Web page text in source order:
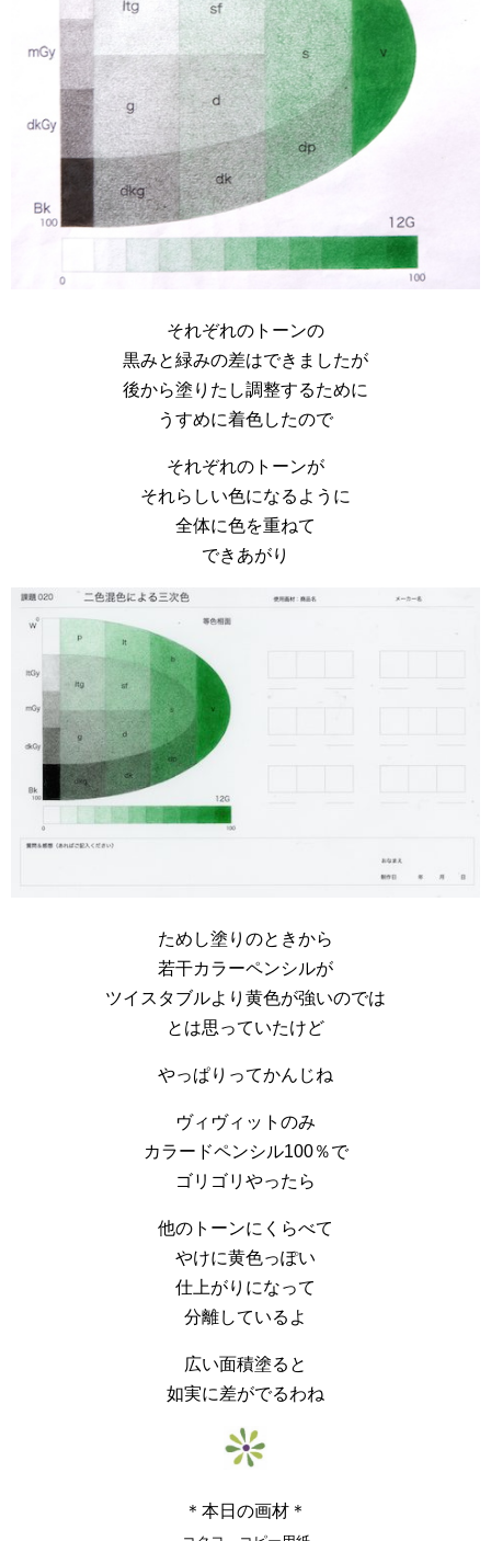
それぞれのトーンの
黒みと緑みの差はできましたが
後から塗りたし調整するために
うすめに着色したので
それぞれのトーンが
それらしい色になるように
全体に色を重ねて
できあがり
ためし塗りのときから
若干カラーペンシルが
ツイスタブルより黄色が強いのでは
とは思っていたけど
やっぱりってかんじね
ヴィヴィットのみ
カラードペンシル100％で
ゴリゴリやったら
他のトーンにくらべて
やけに黄色っぽい
仕上がりになって
分離しているよ
広い面積塗ると
如実に差がでるわね
＊本日の画材＊